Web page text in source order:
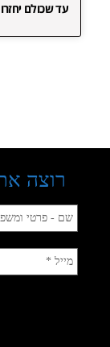
עד שכולם